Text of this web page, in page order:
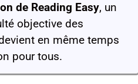
de Reading Easy, un
objective des
en même temps
pour tous.